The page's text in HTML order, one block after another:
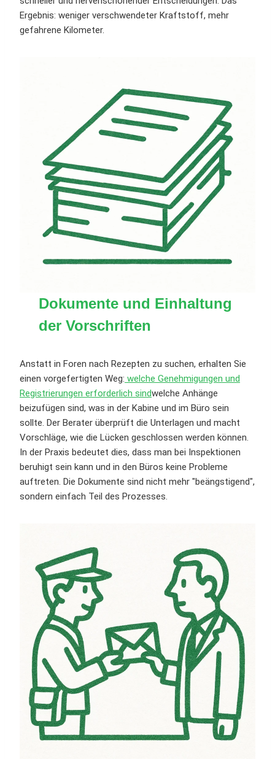
Ergebnis: weniger verschwendeter Kraftstoff, mehr
gefahrene Kilometer.
Dokumente und Einhaltung
der Vorschriften
Anstatt in Foren nach Rezepten zu suchen, erhalten Sie
einen vorgefertigten Weg: welche Genehmigungen und
Registrierungen erforderlich sindwelche Anhänge
beizufügen sind, was in der Kabine und im Büro sein
sollte. Der Berater überprüft die Unterlagen und macht
Vorschläge, wie die Lücken geschlossen werden können.
In der Praxis bedeutet dies, dass man bei Inspektionen
beruhigt sein kann und in den Büros keine Probleme
auftreten. Die Dokumente sind nicht mehr "beängstigend",
sondern einfach Teil des Prozesses.